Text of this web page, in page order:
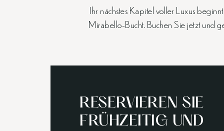
Ihr nächstes Kapitel voller Luxus
Mirabello-Bucht. Buchen Sie jetzt und
RESERVIEREN SIE
FRÜHZEITIG UND